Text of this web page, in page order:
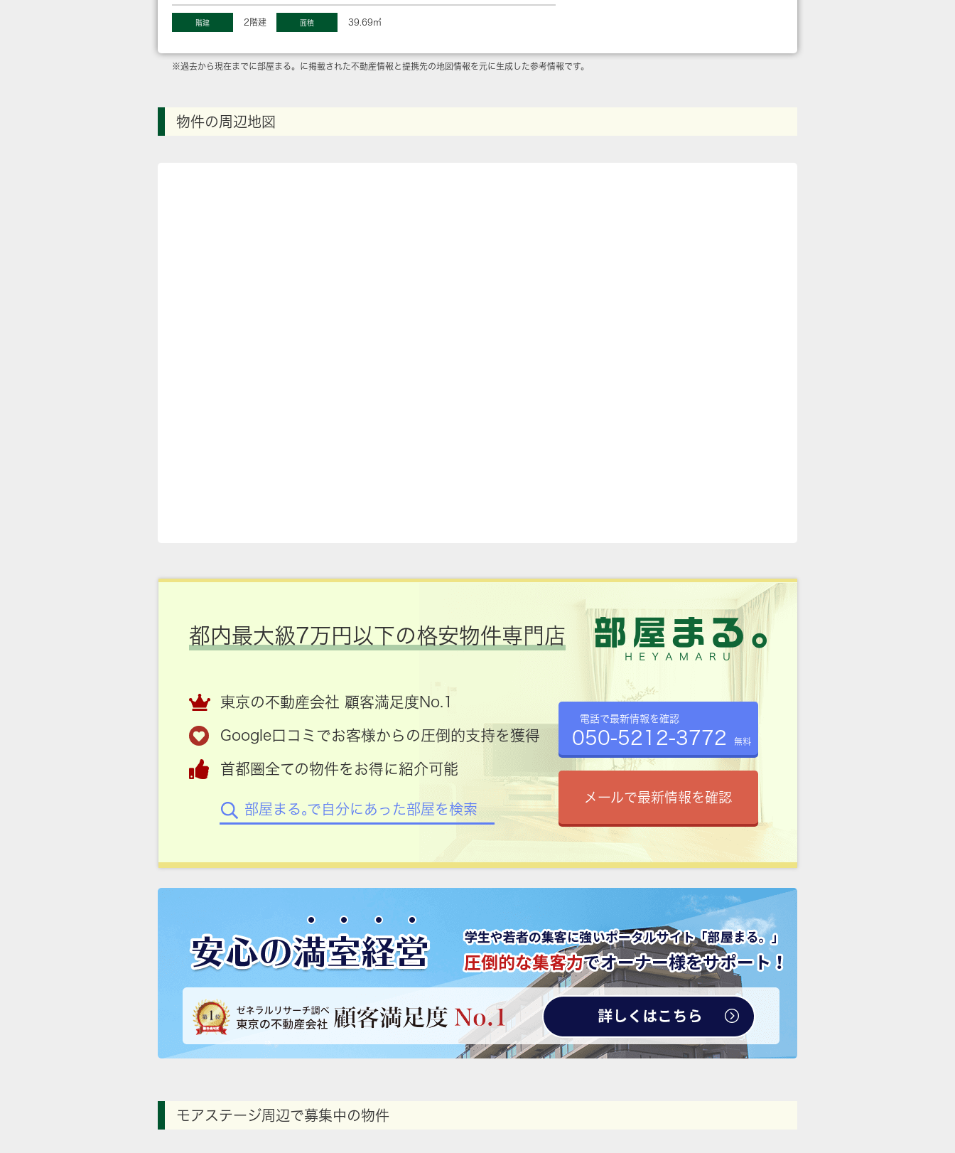
階建 2階建 面積 39.69㎡
※過去から現在までに部屋まる。に掲載された不動産情報と提携先の地図情報を元に生成した参考情報です。
物件の周辺地図
都内最大級7万円以下の格安物件専門店
東京の不動産会社 顧客満足度No.1
Google口コミでお客様からの圧倒的支持を獲得
首都圏全ての物件をお得に紹介可能
部屋まる。で自分にあった部屋を検索
電話で最新情報を確認
050-5212-3772 無料
メールで最新情報を確認
モアステージ周辺で募集中の物件